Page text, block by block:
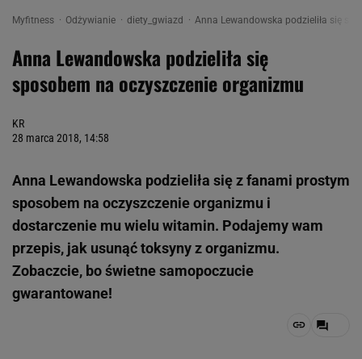
Myfitness Odżywianie diety_gwiazd Anna Lewandowska podzieliła się
Anna Lewandowska podzieliła się
sposobem na oczyszczenie organizmu
KR
28 marca 2018, 14:58
Anna Lewandowska podzieliła się z fanami prostym
sposobem na oczyszczenie organizmu i
dostarczenie mu wielu witamin. Podajemy wam
przepis, jak usunąć toksyny z organizmu.
Zobaczcie, bo świetne samopoczucie
gwarantowane!